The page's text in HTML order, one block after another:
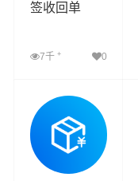
签收回单
7千 + 0
查看详细